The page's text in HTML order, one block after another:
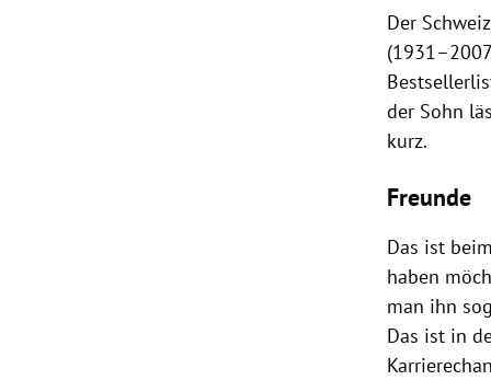
Der
der Sohn
kurz.
Freunde
Das ist
haben
man ihn
Das ist in